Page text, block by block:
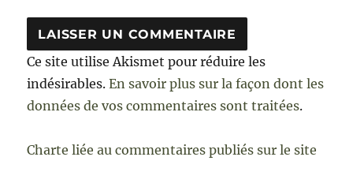
Ce site utilise Akismet pour réduire les
indésirables.En savoir plus sur la façon dont les
données de vos commentaires sont traitées.
Charte liée au commentaires publiés sur le site